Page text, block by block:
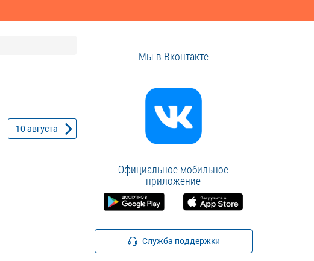
10августа
Мы в Вконтакте
Официальное мобильное
приложение
Служба поддержки